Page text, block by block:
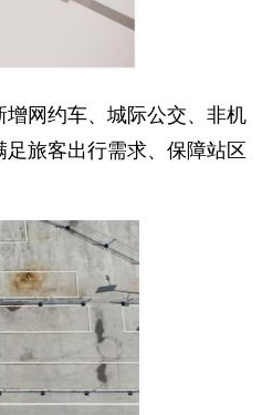
网约车、城际公交、非机
旅客出行需求、保障站区